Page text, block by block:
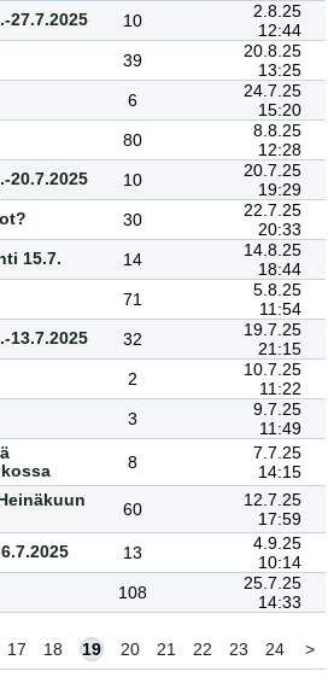
27.7.2025 10
2.8.25
12:44
39
20.8.25
13:25
6
24.7.25
15:20
80
8.8.25
12:28
20.7.2025 10
20.7.25
19:29
30
22.7.25
20:33
15.7. 14
14.8.25
18:44
71
5.8.25
11:54
13.7.2025 32
19.7.25
21:15
2
10.7.25
11:22
3
9.7.25
11:49
8
7.7.25
14:15
60
12.7.25
17:59
13
4.9.25
10:14
108
25.7.25
14:33
17 18 19 20 21 22 23 24 >